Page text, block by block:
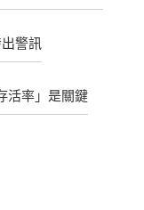
警訊
活率」是關鍵